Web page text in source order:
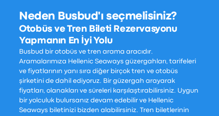
Neden Busbud'ı seçmelisiniz?
Otobüs ve Tren Bileti Rezervasyonu
Yapmanın En İyi Yolu
Busbud bir otobüs ve tren arama aracıdır.
Aramalarımıza Hellenic Seaways güzergahları, tarifeleri
ve fiyatlarının yanı sıra diğer birçok tren ve otobüs
şirketini de dahil ediyoruz. Bir güzergah arayarak
fiyatları, olanakları ve süreleri karşılaştırabilirsiniz. Uygun
bir yolculuk bulursanız devam edebilir ve Hellenic
Seaways biletinizi bizden alabilirsiniz. Tren biletlerinin